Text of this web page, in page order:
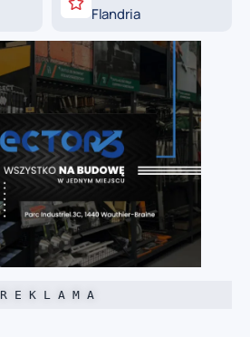
Flandria
R E K L A M A